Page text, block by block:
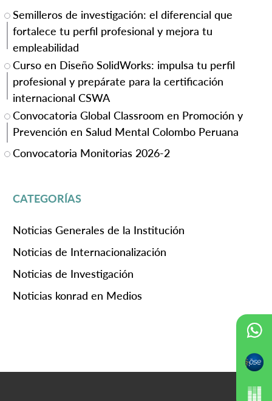
Semilleros de investigación: el diferencial que
fortalece tu perfil profesional y mejora tu
empleabilidad
Curso en Diseño SolidWorks: impulsa tu perfil
profesional y prepárate para la certificación
internacional CSWA
Convocatoria Global Classroom en Promoción y
Prevención en Salud Mental Colombo Peruana
Convocatoria Monitorias 2026-2
CATEGORÍAS
Noticias Generales de la Institución
Noticias de Internacionalización
Noticias de Investigación
Noticias konrad en Medios